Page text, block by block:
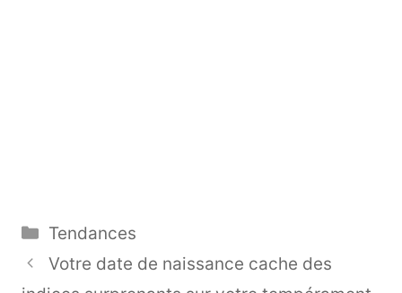
Catégories
Tendances
Votre date de naissance cache des